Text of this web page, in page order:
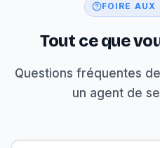
FOIRE AUX
Tout ce que
Questions fréquentes
un agent de